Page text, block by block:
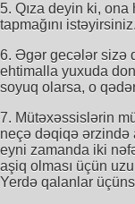
5. Qıza deyin ki, ona
tapmağını
6. Əgər gecələr sizə
ehtimalla yuxuda
soyuq olarsa, o
7. Mütəxəssislərin
neçə dəqiqə
eyni zamanda iki
aşiq olması üçün
Yerdə qalanlar